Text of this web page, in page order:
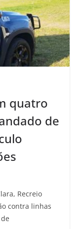
quatro
de
Recreio
contra linhas